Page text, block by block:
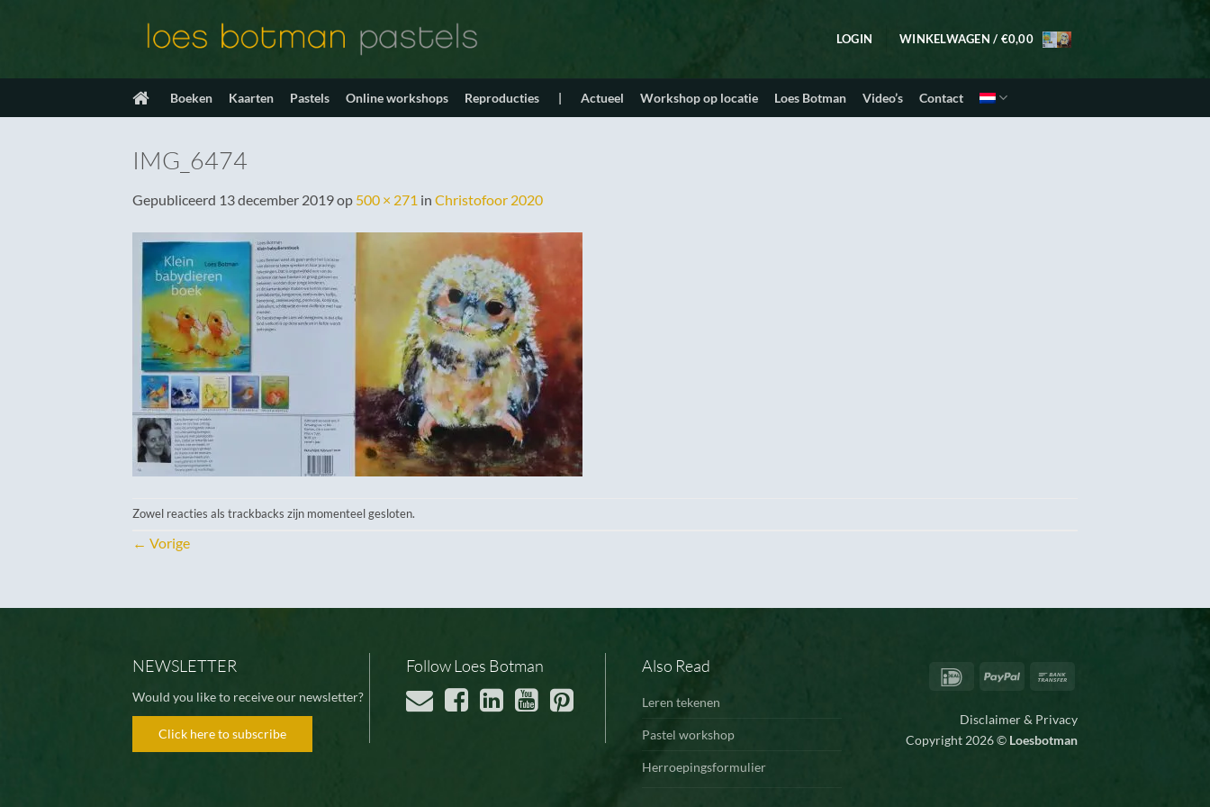
LOGIN WINKELWAGEN / €0,00
Boeken Kaarten Pastels Online workshops Reproducties | Actueel Workshop op locatie Loes Botman Video’s Contact
IMG_6474
Gepubliceerd 13 december 2019op 500 × 271 in Christofoor 2020
Zowel reacties als trackbacks zijn momenteel gesloten.
← Vorige
NEWSLETTER
Would you like to receive our newsletter?
Click here to subscribe
Follow Loes Botman Also Read
Leren tekenen
Pastel workshop
Herroepingsformulier
IDeal PayPal
Disclaimer & Privacy
Copyright 2026 © Loesbotman